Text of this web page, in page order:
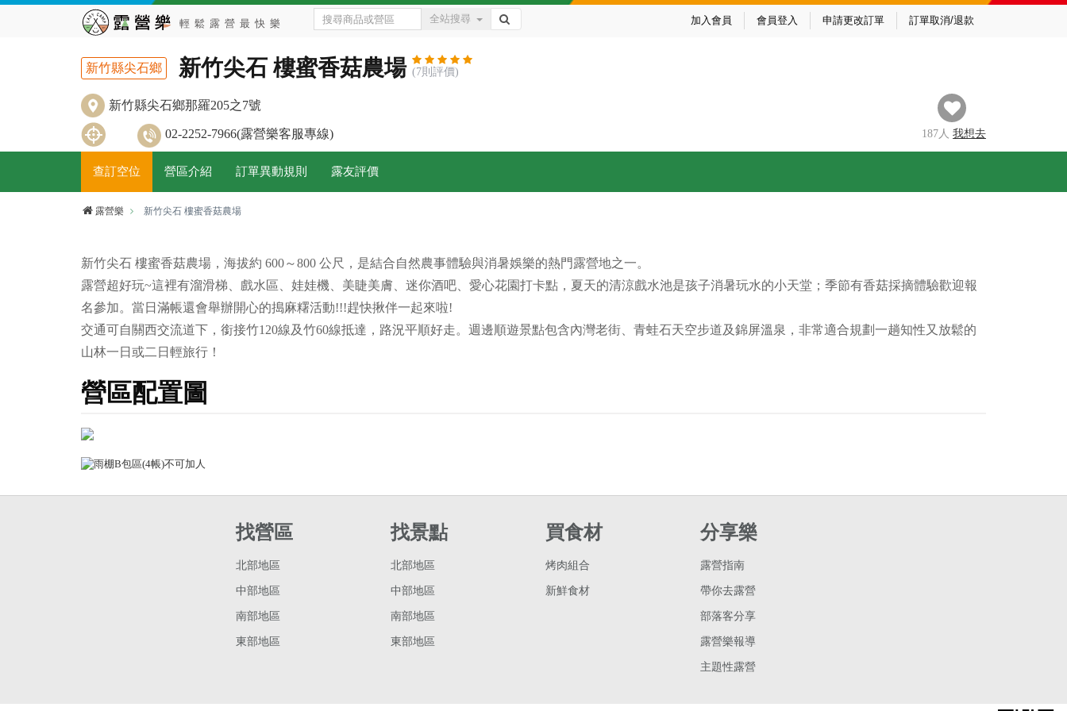
全站搜尋 加入會員 會員登入 申請更改訂單 訂單取消/退款
新竹縣尖石鄉 新竹尖石 樓蜜香菇農場 (7則評價)
新竹縣尖石鄉那羅205之7號
02-2252-7966(露營樂客服專線) 187人 我想去
查訂空位 營區介紹 訂單異動規則 露友評價
露營樂 新竹尖石 樓蜜香菇農場
新竹尖石 樓蜜香菇農場，海拔約 600～800 公尺，是結合自然農事體驗與消暑娛樂的熱門露營地之一。
露營超好玩~這裡有溜滑梯、戲水區、娃娃機、美睫美膚、迷你酒吧、愛心花園打卡點，夏天的清涼戲水池是孩子消暑玩水的小天堂；季節有香菇採摘體驗歡迎報
名參加。當日滿帳還會舉辦開心的搗麻糬活動!!!趕快揪伴一起來啦!
交通可自關西交流道下，銜接竹120線及竹60線抵達，路況平順好走。週邊順遊景點包含內灣老街、青蛙石天空步道及錦屏溫泉，非常適合規劃一趟知性又放鬆的
山林一日或二日輕旅行！
營區配置圖
找營區
北部地區
中部地區
南部地區
東部地區
找景點
北部地區
中部地區
南部地區
東部地區
買食材
烤肉組合
新鮮食材
分享樂
露營指南
帶你去露營
部落客分享
露營樂報導
主題性露營